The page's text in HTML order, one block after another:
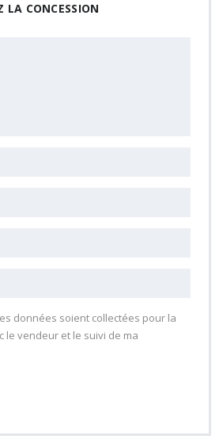
LA CONCESSION
données soient collectées pour la
le vendeur et le suivi de ma